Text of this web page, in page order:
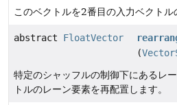
このベクトルを2番目の入力ベクトル
abstract FloatVector
(
特定のシャッフルの制御下にあるレ
トルのレーン要素を再配置します。